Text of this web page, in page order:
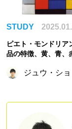
STUDY
ピエト・モンドリア
品の特徴、黄、青、
ジュウ・ショ